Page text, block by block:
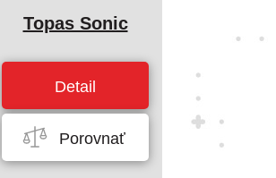
Topas Sonic
Detail
Porovnať